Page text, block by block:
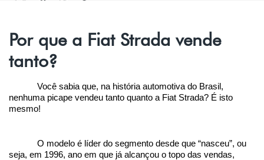
Por que a Fiat Strada vende
tanto?
Você sabia que, na história automotiva do Brasil,
nenhuma picape vendeu tanto quanto a Fiat Strada? É isto
mesmo!
O modelo é líder do segmento desde que “nasceu”, ou
seja, em 1996, ano em que já alcançou o topo das vendas,